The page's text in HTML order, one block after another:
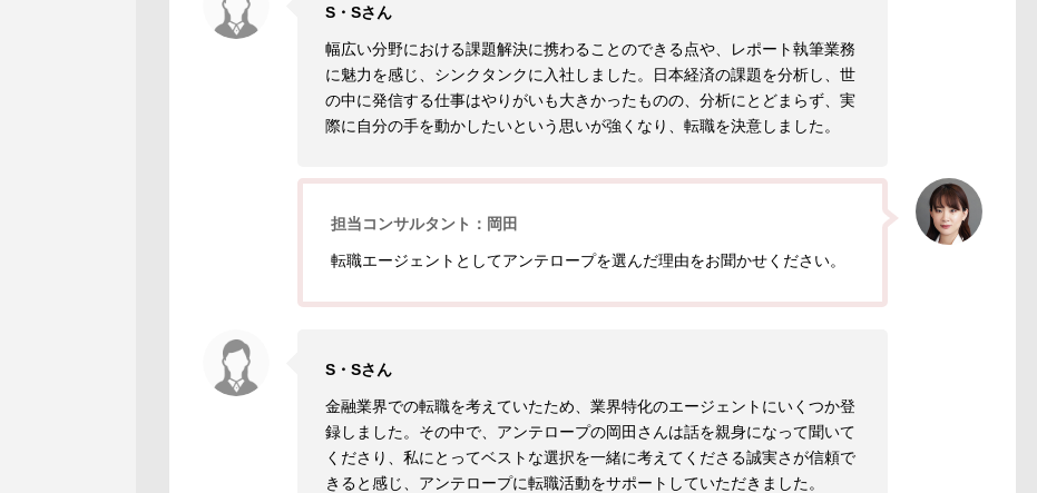
S・Sさん
幅広い分野における課題解決に携わることのできる点や、レポート執筆業務
に魅力を感じ、シンクタンクに入社しました。日本経済の課題を分析し、世
の中に発信する仕事はやりがいも大きかったものの、分析にとどまらず、実
際に自分の手を動かしたいという思いが強くなり、転職を決意しました。
担当コンサルタント：岡田
転職エージェントとしてアンテロープを選んだ理由をお聞かせください。
S・Sさん
金融業界での転職を考えていたため、業界特化のエージェントにいくつか登
録しました。その中で、アンテロープの岡田さんは話を親身になって聞いて
くださり、私にとってベストな選択を一緒に考えてくださる誠実さが信頼で
きると感じ、アンテロープに転職活動をサポートしていただきました。